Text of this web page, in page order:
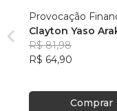
Provocação
Clayton Yaso
R$ 81,98
R$ 64,90
Comprar